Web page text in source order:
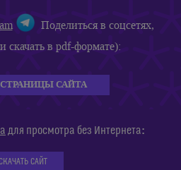
Поделиться в соцсетях,
скачать в pdf-формате):
САЙТА
для просмотра без Интернета:
САЙТ